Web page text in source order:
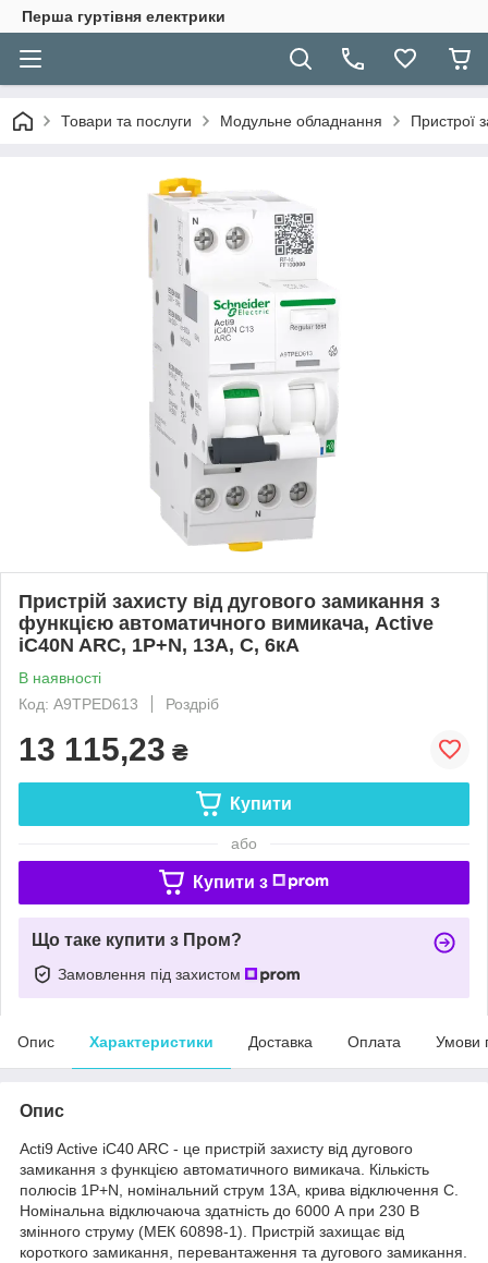
Перша гуртівня електрики
Товари та послуги Модульне обладнання Пристрої
Пристрій захисту від дугового замикання з
функцією автоматичного вимикача, Active
iC40N ARC, 1P+N, 13A, С, 6кА
В наявності
Код: A9TPED613
Роздріб
13 115,23 ₴
Купити
або
Купити з
Що таке купити з Пром?
Замовлення під захистом
Опис Характеристики Доставка Оплата Умови
Опис
Acti9 Active iC40 ARC - це пристрій захисту від дугового
замикання з функцією автоматичного вимикача. Кількість
полюсів 1P+N, номінальний струм 13А, крива відключення C.
Номінальна відключаюча здатність до 6000 А при 230 В
змінного струму (МЕК 60898-1). Пристрій захищає від
короткого замикання, перевантаження та дугового замикання.